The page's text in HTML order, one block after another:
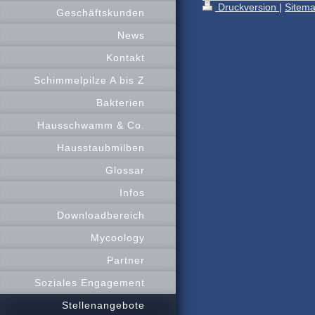
Geschäftskunden
News
Kontakt
Schimmelpilze A bis Z
Bakterien
Hausschwamm & Co.
Hausstaubmilben
Glossar
Infos
Downloadbereich
Mycoology
Partner
Soziales Engagement
Stellenangebote
Druckversion |